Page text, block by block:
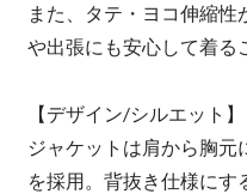
また、タテ・ヨコ伸縮
や出張にも安心して着る
【デザイン/シルエット】
ジャケットは肩から胸
を採用。背抜き仕様に